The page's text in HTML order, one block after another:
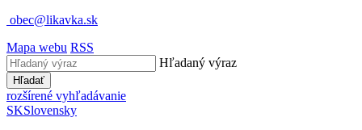
obec@likavka.sk
Mapa webu RSS
Hľadaný výraz
Hľadať
rozšírené vyhľadávanie
SKSlovensky